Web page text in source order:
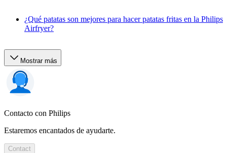
¿Qué patatas son mejores para hacer patatas fritas en la Philips
Airfryer?
Mostrar más
Contacto con Philips
Estaremos encantados de ayudarte.
Contact